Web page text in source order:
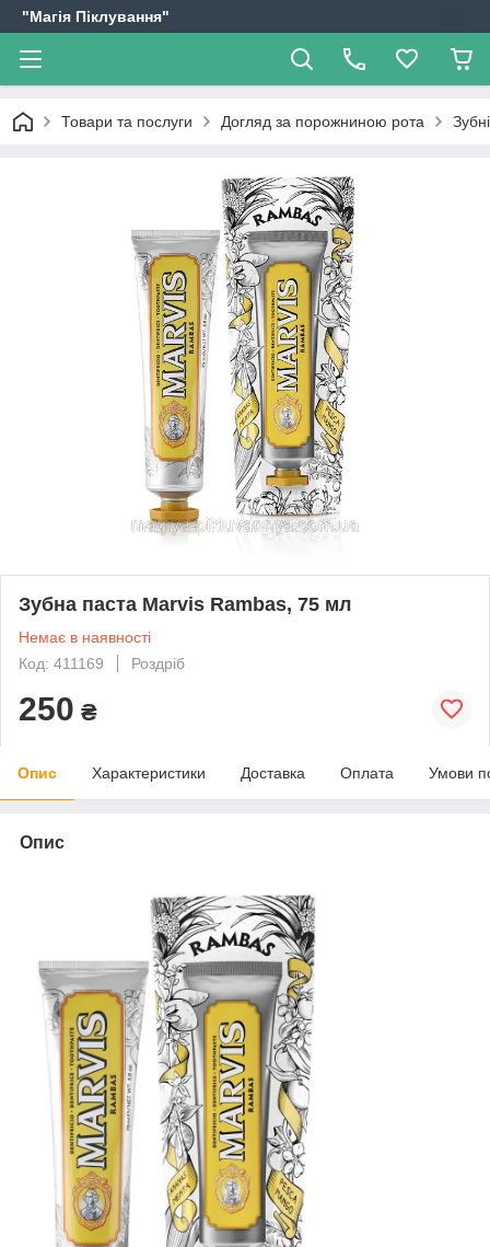
"Магія Піклування"
Товари та послуги Догляд за порожниною рота
Зубна паста Marvis Rambas, 75 мл
Немає в наявності
Код: 411169
Роздріб
250 ₴
Опис Характеристики Доставка Оплата Умови
Опис